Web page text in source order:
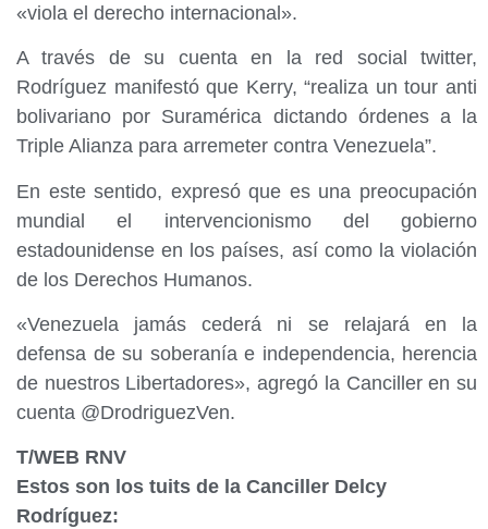
«viola el derecho internacional».
A través de su cuenta en la red social twitter,
Rodríguez manifestó que Kerry, “realiza un tour anti
bolivariano por Suramérica dictando órdenes a la
Triple Alianza para arremeter contra Venezuela”.
En este sentido, expresó que es una preocupación
mundial el intervencionismo del gobierno
estadounidense en los países, así como la violación
de los Derechos Humanos.
«Venezuela jamás cederá ni se relajará en la
defensa de su soberanía e independencia, herencia
de nuestros Libertadores», agregó la Canciller en su
cuenta @DrodriguezVen.
T/WEB RNV
Estos son los tuits de la Canciller Delcy
Rodríguez: